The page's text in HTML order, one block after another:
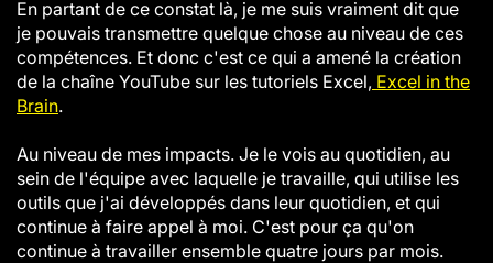
En partant de ce constat là, je me suis vraiment dit que
je pouvais transmettre quelque chose au niveau de ces
compétences. Et donc c'est ce qui a amené la création
de la chaîne YouTube sur les tutoriels Excel, Excel in the
Brain.
Au niveau de mes impacts. Je le vois au quotidien, au
sein de l'équipe avec laquelle je travaille, qui utilise les
outils que j'ai développés dans leur quotidien, et qui
continue à faire appel à moi. C'est pour ça qu'on
continue à travailler ensemble quatre jours par mois.